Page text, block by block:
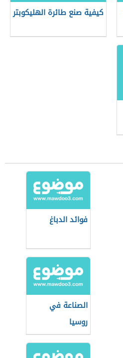
كيفية صنع طائرة الهليكوبتر
فوائد الدباغ
الصناعة في
روسيا